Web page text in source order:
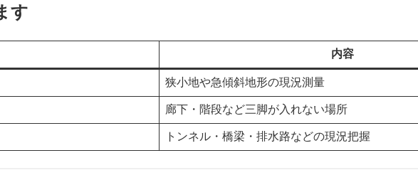
す
内容
狭小地や急傾斜地形の現況測量
廊下・階段など三脚が入れない場所
トンネル・橋梁・排水路などの現況把握